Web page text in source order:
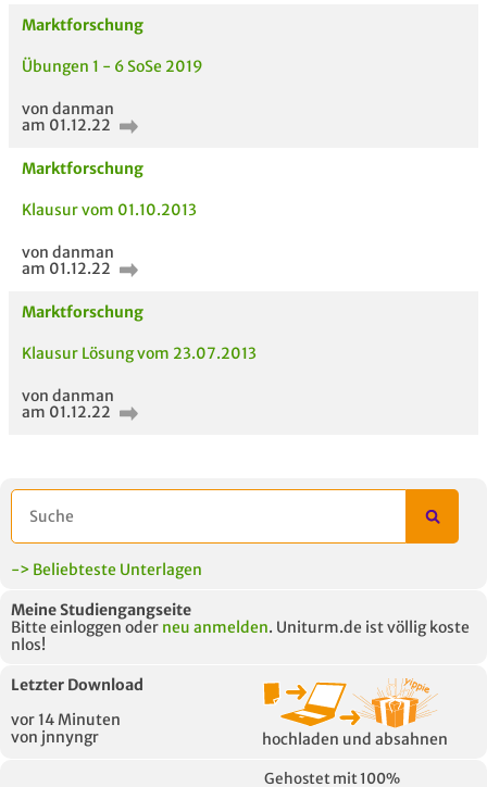
AUCH IM MODUL
Marktforschung
Übungen 1 - 6 SoSe 2019
von danman
am 01.12.22
Marktforschung
Klausur vom 01.10.2013
von danman
am 01.12.22
Marktforschung
Klausur Lösung vom 23.07.2013
von danman
am 01.12.22
-> Beliebteste Unterlagen
Meine Studiengangseite
Bitte einloggen oder neu anmelden. Uniturm.de ist völlig koste
nlos!
Letzter Download
vor 14 Minuten
von jnnyngr
hochladen und absahnen
Gehostet mit 100%